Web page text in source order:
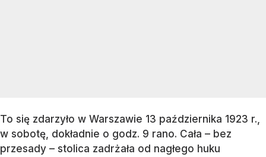
To się zdarzyło w Warszawie 13 października 1923 r.,
w sobotę, dokładnie o godz. 9 rano. Cała – bez
przesady – stolica zadrżała od nagłego huku